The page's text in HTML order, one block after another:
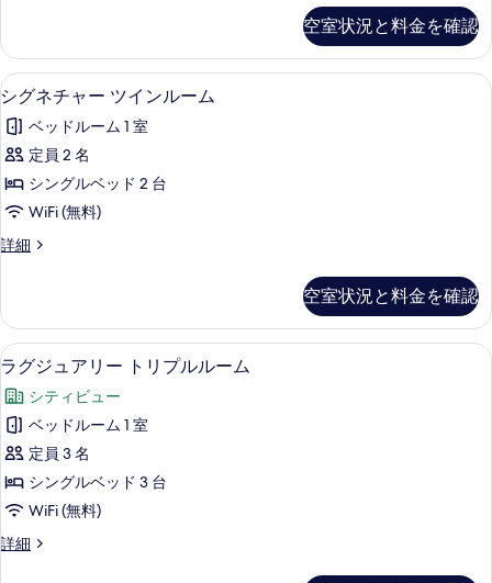
ル
ー
ム
の
す
べ
て
の
を
表
示
す
る
ャ
ー
ダ
ル
ル
ム
の
細
空室状況と料金を確認
シ
グ
ネ
チ
ャ
ツ
ン
ル
ー
ム
の
す
べ
て
の
シグネチャー ツインルーム | 高級寝
5
シグネチャー ツインルーム
ベッドルーム 1 室
定員 2 名
シングルベッド 2 台
WiFi (無料)
詳細
シ
ャ
ー
ツ
ン
ル
ー
ム
の
詳
細
空室状況と料金を確認
ラ
グ
ジ
ュ
ア
リ
ト
ラグジュアリー トリプルルーム | 高
8
ラグジュアリー トリプルルーム
シティビュー
ベッドルーム 1 室
定員 3 名
シングルベッド 3 台
WiFi (無料)
詳細
ラ